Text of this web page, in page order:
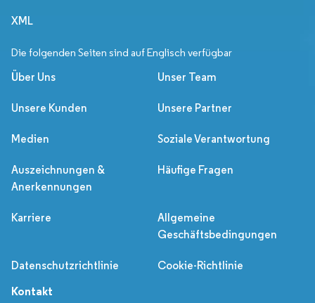
XML
Die folgenden Seiten sind auf Englisch verfügbar
Über Uns Unser Team
Unsere Kunden Unsere Partner
Medien Soziale Verantwortung
Auszeichnungen &
Anerkennungen
Häufige Fragen
Karriere
Allgemeine
Geschäftsbedingungen
Datenschutzrichtlinie Cookie-Richtlinie
Kontakt